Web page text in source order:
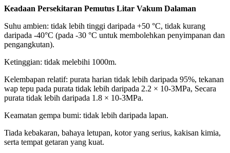
Keadaan Persekitaran Pemutus Litar Vakum Dalaman
Suhu ambien: tidak lebih tinggi daripada +50 °C, tidak kurang
daripada -40°C (pada -30 °C untuk membolehkan penyimpanan dan
pengangkutan).
Ketinggian: tidak melebihi 1000m.
Kelembapan relatif: purata harian tidak lebih daripada 95%, tekanan
wap tepu pada purata tidak lebih daripada 2.2 × 10-3MPa, Secara
purata tidak lebih daripada 1.8 × 10-3MPa.
Keamatan gempa bumi: tidak lebih daripada lapan.
Tiada kebakaran, bahaya letupan, kotor yang serius, kakisan kimia,
serta tempat getaran yang kuat.